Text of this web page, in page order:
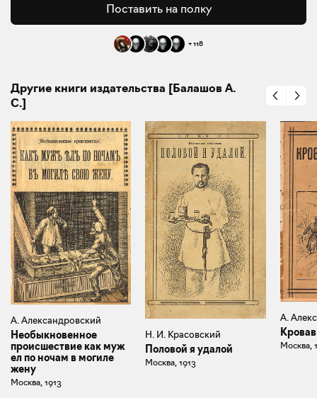
Поставить на полку
+118
Другие книги издательства [Балашов А.
С.]
А. Александровский
Необыкновенное
происшествие как муж
ел по ночам в могиле
жену
Москва, 1913
Н. И. Красовский
Половой я удалой
Москва, 1913
А.
Москва,